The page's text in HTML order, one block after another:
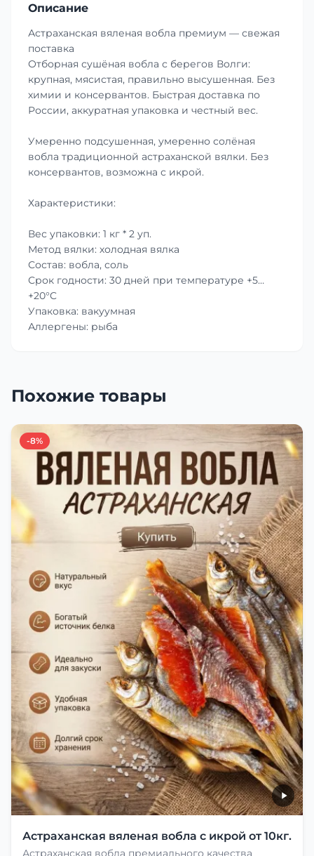
Описание
Астраханская вяленая вобла премиум — свежая
поставка
Отборная сушёная вобла с берегов Волги:
крупная, мясистая, правильно высушенная. Без
химии и консервантов. Быстрая доставка по
России, аккуратная упаковка и честный вес.
Умеренно подсушенная, умеренно солёная
вобла традиционной астраханской вялки. Без
консервантов, возможна с икрой.
Характеристики:
Вес упаковки: 1 кг * 2 уп.
Метод вялки: холодная вялка
Состав: вобла, соль
Срок годности: 30 дней при температуре +5…
+20°C
Упаковка: вакуумная
Аллергены: рыба
Похожие товары
-8%
Астраханская вяленая вобла с икрой от 10кг.
Астраханская вобла премиального качества